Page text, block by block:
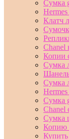
Сумка
Клатч
Chanel
Копии
Сумка
Сумка
Сумка
Chanel
Сумка
Копию